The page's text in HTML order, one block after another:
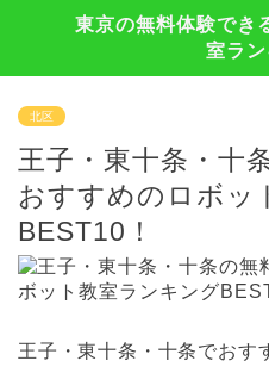
東京の無料体験でき
室ラ
北区
王子・東十条・十
おすすめのロボッ
BEST10！
王子・東十条・十条でおす